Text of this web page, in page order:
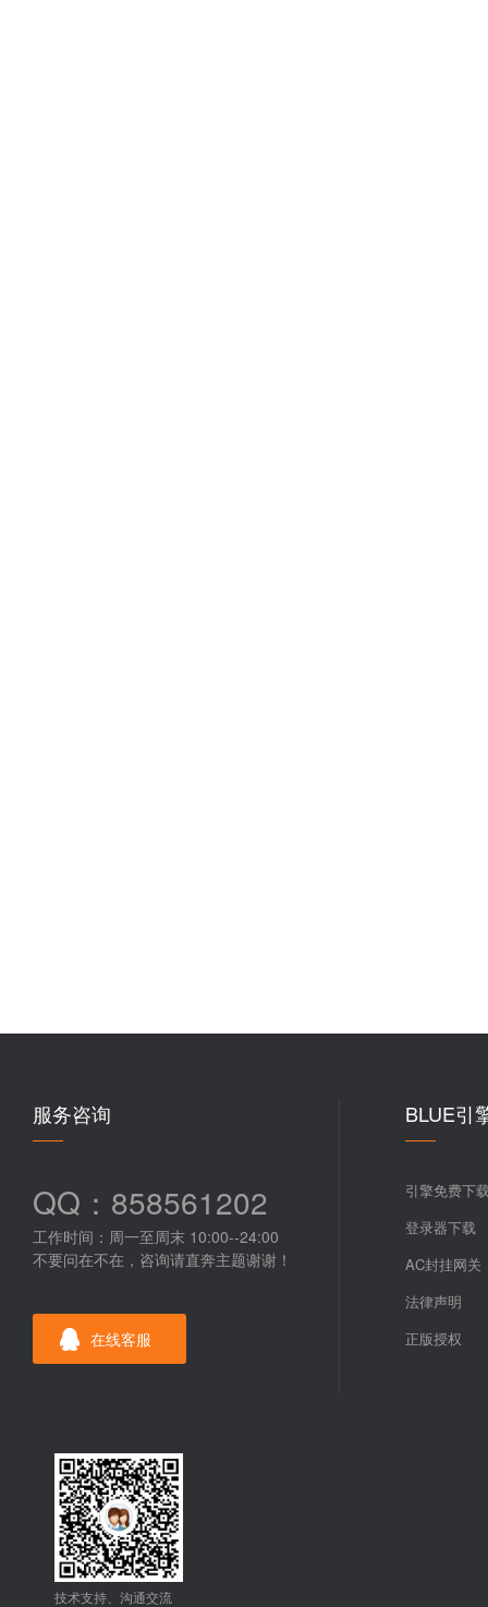
服务咨询
QQ：858561202
工作时间：周一至周末 10:00--24:00
不要问在不在，咨询请直奔主题谢谢！
在线客服
BLUE引
引擎免费下
登录器下载
AC封挂网关
法律声明
正版授权
技术支持、沟通交流